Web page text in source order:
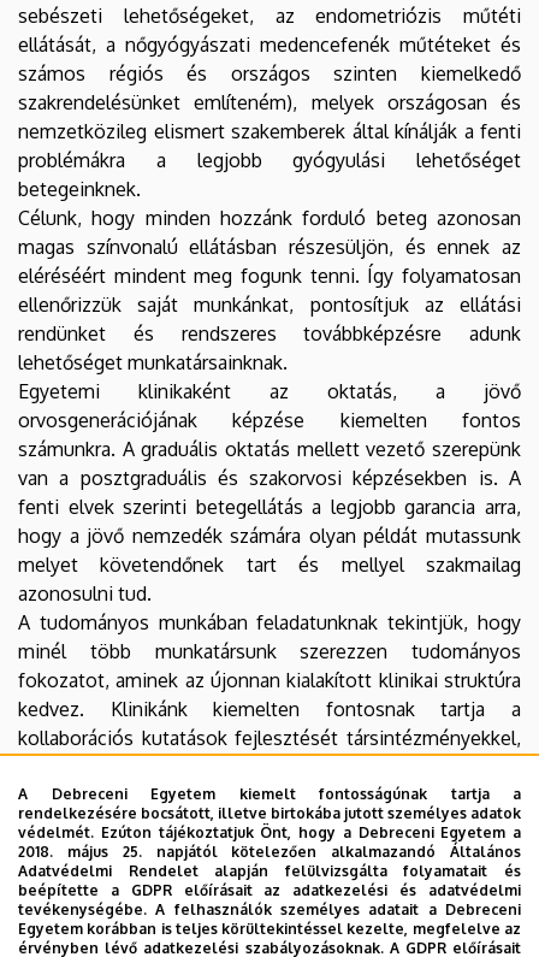
sebészeti lehetőségeket, az endometriózis műtéti
ellátását, a nőgyógyászati medencefenék műtéteket és
számos régiós és országos szinten kiemelkedő
szakrendelésünket említeném), melyek országosan és
nemzetközileg elismert szakemberek által kínálják a fenti
problémákra a legjobb gyógyulási lehetőséget
betegeinknek.
Célunk, hogy minden hozzánk forduló beteg azonosan
magas színvonalú ellátásban részesüljön, és ennek az
eléréséért mindent meg fogunk tenni. Így folyamatosan
ellenőrizzük saját munkánkat, pontosítjuk az ellátási
rendünket és rendszeres továbbképzésre adunk
lehetőséget munkatársainknak.
Egyetemi klinikaként az oktatás, a jövő
orvosgenerációjának képzése kiemelten fontos
számunkra. A graduális oktatás mellett vezető szerepünk
van a posztgraduális és szakorvosi képzésekben is. A
fenti elvek szerinti betegellátás a legjobb garancia arra,
hogy a jövő nemzedék számára olyan példát mutassunk
melyet követendőnek tart és mellyel szakmailag
azonosulni tud.
A tudományos munkában feladatunknak tekintjük, hogy
minél több munkatársunk szerezzen tudományos
fokozatot, aminek az újonnan kialakított klinikai struktúra
kedvez. Klinikánk kiemelten fontosnak tartja a
kollaborációs kutatások fejlesztését társintézményekkel,
tudományos közéletben.
Dr. Krasznai Zoárd
klinikaigazgató
A Debreceni Egyetem kiemelt fontosságúnak tartja a
rendelkezésére bocsátott, illetve birtokába jutott személyes adatok
védelmét. Ezúton tájékoztatjuk Önt, hogy a Debreceni Egyetem a
2018. május 25. napjától kötelezően alkalmazandó Általános
Adatvédelmi Rendelet alapján felülvizsgálta folyamatait és
beépítette a GDPR előírásait az adatkezelési és adatvédelmi
tevékenységébe. A felhasználók személyes adatait a Debreceni
Egyetem korábban is teljes körültekintéssel kezelte, megfelelve az
érvényben lévő adatkezelési szabályozásoknak. A GDPR előírásait